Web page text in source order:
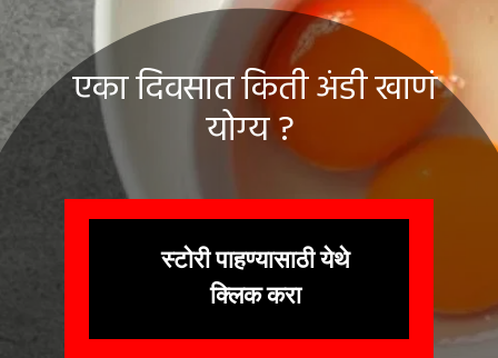
एका दिवसात किती अंडी खाणं
योग्य ?
स्टोरी पाहण्यासाठी येथे
क्लिक करा